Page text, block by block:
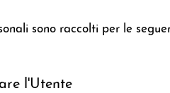
sono raccolti per le
l'Utente